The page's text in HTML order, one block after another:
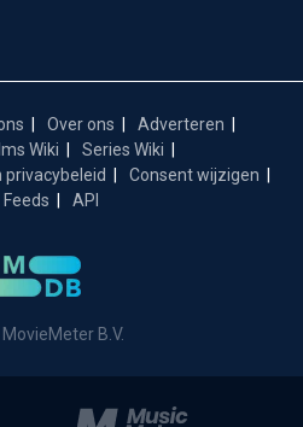
Over ons
Adverteren
Wiki
Series Wiki
Consent wijzigen
Feeds
API
B.V.